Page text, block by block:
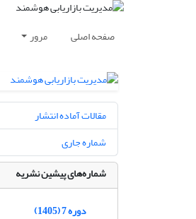
صفحه اصلی مرور
مقالات آماده انتشار
شماره جاری
شماره‌های پیشین نشریه
دوره 7 (1405)